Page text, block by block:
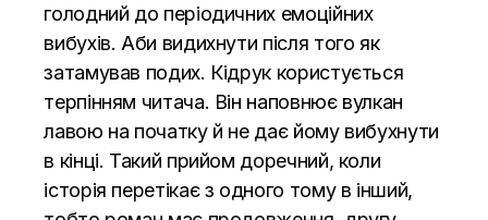
голодний до періодичних емоційних
вибухів. Аби видихнути після того як
затамував подих. Кідрук користується
терпінням читача. Він наповнює вулкан
лавою на початку й не дає йому вибухнути
в кінці. Такий прийом доречний, коли
історія перетікає з одного тому в інший,